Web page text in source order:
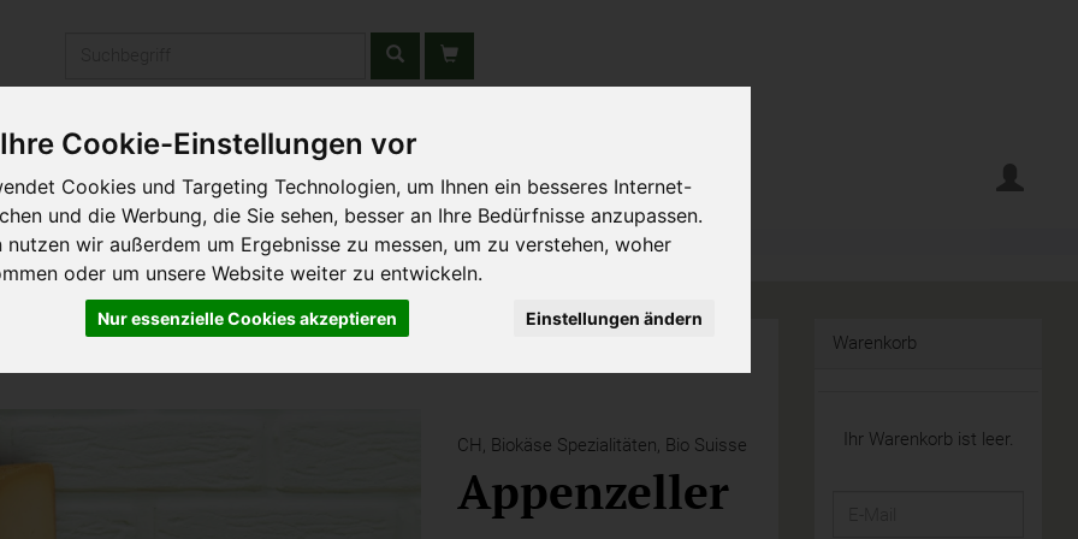
Cookie-Einstellungen vor
Cookies und Targeting Technologien, um Ihnen ein besseres Internet-
und die Werbung, die Sie sehen, besser an Ihre Bedürfnisse anzupassen.
nutzen wir außerdem um Ergebnisse zu messen, um zu verstehen, woher
oder um unsere Website weiter zu entwickeln.
Nur essenzielle Cookies akzeptieren Einstellungen ändern
& Schulen Liefergebiet Wochenmarkt
CH, Biokäse Spezialitäten, Bio Suisse
Appenzeller
Warenkorb
Ihr Warenkorb ist leer.